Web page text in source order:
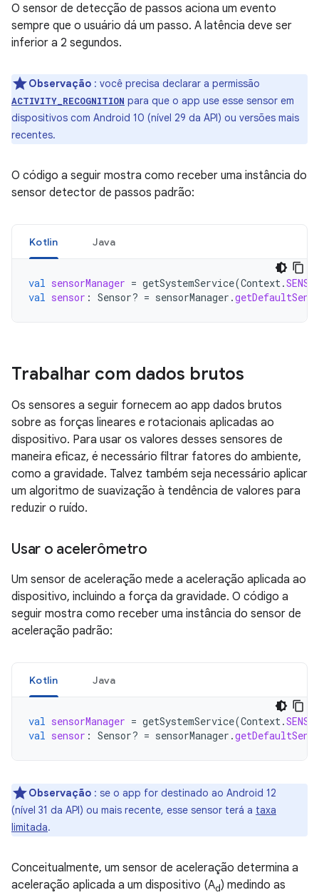
O sensor de detecção de passos aciona um evento
sempre que o usuário dá um passo. A latência deve ser
inferior a 2 segundos.
Observação : você precisa declarar a permissão
ACTIVITY_RECOGNITION para que o app use esse sensor em
dispositivos com Android 10 (nível 29 da API) ou versões mais
recentes.
O código a seguir mostra como receber uma instância do
sensor detector de passos padrão:
Kotlin Java
val sensorManager = getSystemService(Context .
val sensor : Sensor? = sensorManager .
Trabalhar com dados brutos
Os sensores a seguir fornecem ao app dados brutos
sobre as forças lineares e rotacionais aplicadas ao
dispositivo. Para usar os valores desses sensores de
maneira eficaz, é necessário filtrar fatores do ambiente,
como a gravidade. Talvez também seja necessário aplicar
um algoritmo de suavização à tendência de valores para
reduzir o ruído.
Usar o acelerômetro
Um sensor de aceleração mede a aceleração aplicada ao
dispositivo, incluindo a força da gravidade. O código a
seguir mostra como receber uma instância do sensor de
aceleração padrão:
Kotlin Java
val sensorManager = getSystemService(Context .
val sensor : Sensor? = sensorManager .
Observação : se o app for destinado ao Android 12
(nível 31 da API) ou mais recente, esse sensor terá a taxa
limitada.
Conceitualmente, um sensor de aceleração determina a
aceleração aplicada a um dispositivo (Ad) medindo as